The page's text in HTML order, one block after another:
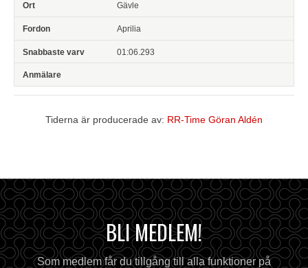
Gävle
Aprilia
01:06.293
Tiderna är producerade av: RR-Time Göran Aldén
BLI MEDLEM!
Som medlem får du tillgång till alla funktioner på